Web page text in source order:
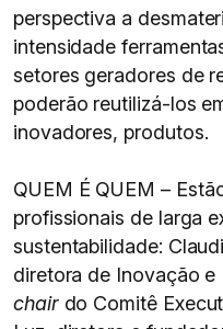
perspectiva a
intensidade
setores geradores de
poderão reutilizá-los
inovadores, produtos.
QUEM É QUEM –
profissionais de larga
sustentabilidade:
diretora de Inovação
chairdo Comitê